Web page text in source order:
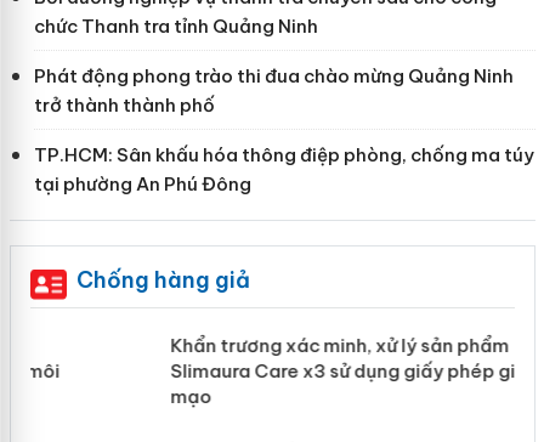
chức Thanh tra tỉnh Quảng Ninh
Phát động phong trào thi đua chào mừng Quảng Ninh
trở thành thành phố
TP.HCM: Sân khấu hóa thông điệp phòng, chống ma túy
tại phường An Phú Đông
Chống hàng giả
Khẩn trương xác minh, xử lý sản phẩm
Slimaura Care x3 sử dụng giấy phép
giả mạo